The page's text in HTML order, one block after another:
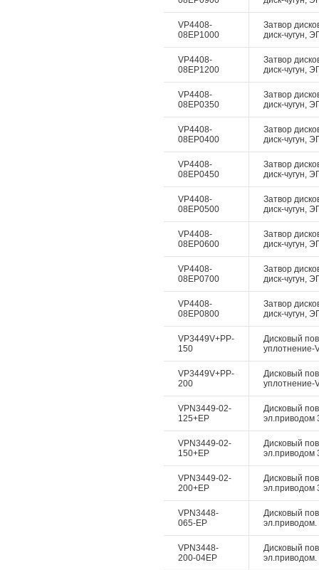
VP4408-
08EP1000
Затвор
диск-чугун,
VP4408-
08EP1200
Затвор
диск-чугун,
VP4408-
08EP0350
Затвор
диск-чугун,
VP4408-
08EP0400
Затвор
диск-чугун,
VP4408-
08EP0450
Затвор
диск-чугун,
VP4408-
08EP0500
Затвор
диск-чугун,
VP4408-
08EP0600
Затвор
диск-чугун,
VP4408-
08EP0700
Затвор
диск-чугун,
VP4408-
08EP0800
Затвор
диск-чугун,
VP3449V+PP-
150
Дисковый
уплотнение-
VP3449V+PP-
200
Дисковый
уплотнение-
VPN3449-02-
125+EP
Дисковый
эл.приводом
VPN3449-02-
150+EP
Дисковый
эл.приводом
VPN3449-02-
200+EP
Дисковый
эл.приводом
VPN3448-
065-EP
Дисковый
VPN3448-
200-04EP
Дисковый